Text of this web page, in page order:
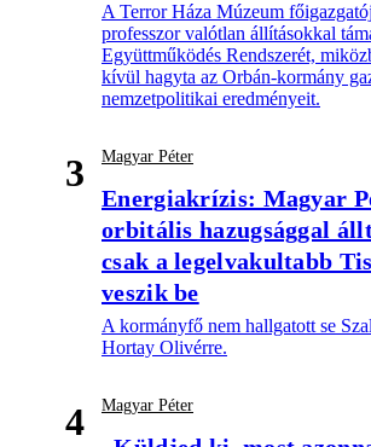
A Terror Háza Múzeum
professzor valótlan állításokkal
Együttműködés Rendszerét,
kívül hagyta az Orbán-kormány
nemzetpolitikai eredményeit.
3 Magyar Péter
Energiakrízis: Magyar
orbitális hazugsággal
csak a legelvakultabb
veszik be
A kormányfő nem hallgatott se
Hortay Olivérre.
4 Magyar Péter